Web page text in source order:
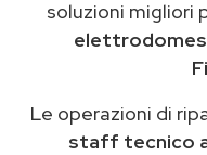
soluzioni migliori
Le operazioni di
staff tecnico